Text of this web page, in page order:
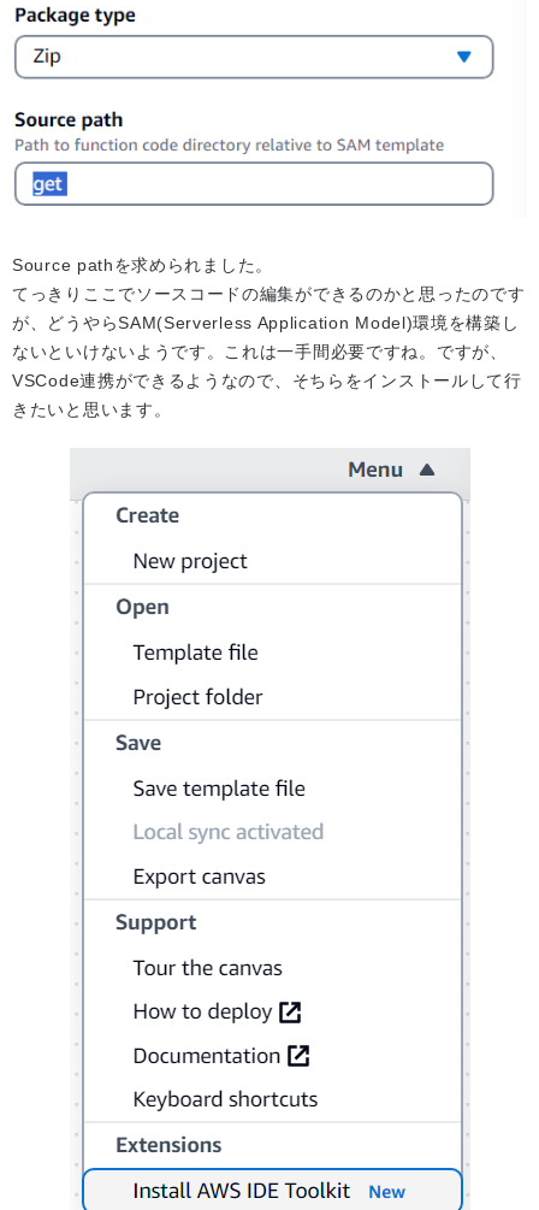
Source pathを求められました。
てっきりここでソースコードの編集ができるのかと思ったのです
が、どうやらSAM(Serverless Application Model)環境を構築し
ないといけないようです。これは一手間必要ですね。ですが、
VSCode連携ができるようなので、そちらをインストールして行
きたいと思います。